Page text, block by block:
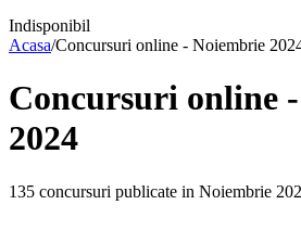
Indisponibil
Acasa/Concursuri online - Noiembrie
Concursuri online
2024
135 concursuri publicate in Noiembrie